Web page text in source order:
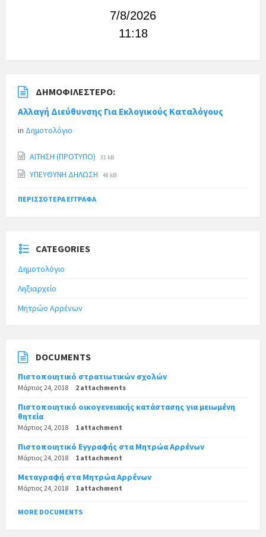
7/8/2026
11:18
ΔΗΜΟΦΙΛΈΣΤΕΡΟ:
Αλλαγή Διεύθυνσης Για Εκλογικούς Καταλόγους
in Δημοτολόγιο
ΑΙΤΗΣΗ (ΠΡΟΤΥΠΟ) 31 kB
ΥΠΕΥΘΥΝΗ ΔΗΛΩΣΗ 48 kB
ΠΕΡΙΣΣΌΤΕΡΑ ΈΓΓΡΑΦΑ
CATEGORIES
Δημοτολόγιο
Ληξιαρχείο
Μητρώο Αρρένων
DOCUMENTS
Πιστοποιητικό στρατιωτικών σχολών
Μάρτιος 24, 2018 2 attachments
Πιστοποιητικό οικογενειακής κατάστασης για μειωμένη
θητεία
Μάρτιος 24, 2018 1 attachment
Πιστοποιητικό Εγγραφής στα Μητρώα Αρρένων
Μάρτιος 24, 2018 1 attachment
Μεταγραφή στα Μητρώα Αρρένων
Μάρτιος 24, 2018 1 attachment
MORE DOCUMENTS